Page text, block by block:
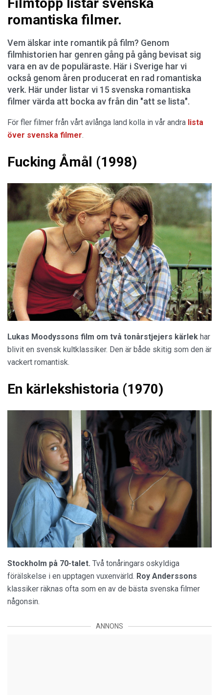
romantiska filmer.
Vem älskar inte romantik på film? Genom
filmhistorien har genren gång på gång bevisat sig
vara en av de populäraste. Här i Sverige har vi
också genom åren producerat en rad romantiska
verk. Här under listar vi 15 svenska romantiska
filmer värda att bocka av från din "att se lista".
För fler filmer från vårt avlånga land kolla in vår andra lista
över svenska filmer.
Fucking Åmål (1998)
Lukas Moodyssons film om två tonårstjejers kärlek har
blivit en svensk kultklassiker. Den är både skitig som den är
vackert romantisk.
En kärlekshistoria (1970)
Stockholm på 70-talet. Två tonåringars oskyldiga
förälskelse i en upptagen vuxenvärld. Roy Anderssons
klassiker räknas ofta som en av de bästa svenska filmer
någonsin.
ANNONS